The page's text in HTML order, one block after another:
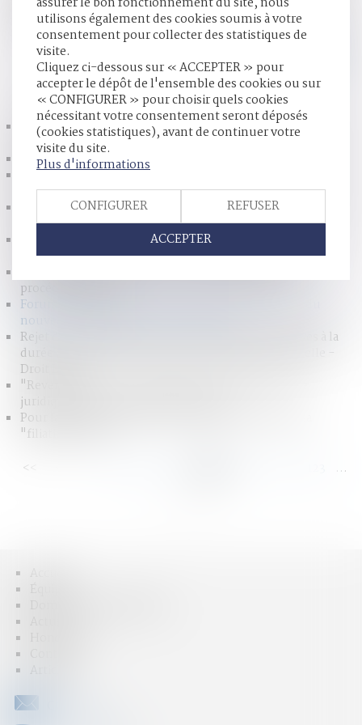
avocats se sont répartis dans les différents ateliers
proposés...Lire la suite
HISTORIQUE
Pour une meilleure protection de l’enfant : adoption au
Sénat en nouvelle lecture
Concubinage : Le sort du prêt immobilier à la séparation
Tribunal de Créteil : les droits de visite entre parents et
enfants mieux encadrés
Des pères divorcés privés de cartes Familles nombreuses...
Le Monde
Si le majeur sous tutelle décide de comparaître sans
l’assistance d’un avocat - La Gazette du Palais
procédure pénale
Forum Famille Dalloz » Retour sur les EGDF2016 : du
nouveau sur l’article 267 du code civil
Rejet d'une QPC portant sur les dispositions relatives à la
durée de la détention provisoire en matière délictuelle -
Droit Lamy
"Revenge porn" : cet amendement comble un vide
juridique. Il protège enfin les victimes
Pour la CEDH, un enfant a intérêt à voir reconnue sa
"filiation réelle"
<<
...
Accueil
Articles
utilisons également des cookies soumis à votre
consentement pour collecter des statistiques de
visite.
Cliquez ci-dessous sur « ACCEPTER » pour
accepter le dépôt de l'ensemble des cookies ou sur
« CONFIGURER » pour choisir quels cookies
nécessitant votre consentement seront déposés
(cookies statistiques), avant de continuer votre
visite du site.
Plus d'informations
CONFIGURER
REFUSER
ACCEPTER